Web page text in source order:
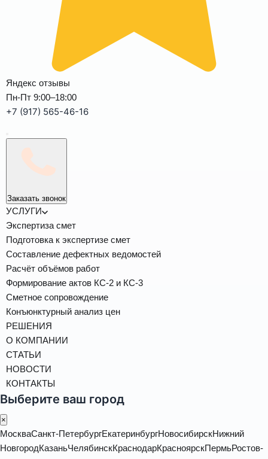
Яндекс отзывы
Пн-Пт 9:00–18:00
+7 (917) 565-46-16
Заказать звонок
УСЛУГИ
Экспертиза смет
Подготовка к экспертизе смет
Составление дефектных ведомостей
Расчёт объёмов работ
Формирование актов КС-2 и КС-3
Сметное сопровождение
Конъюнктурный анализ цен
РЕШЕНИЯ
О КОМПАНИИ
СТАТЬИ
НОВОСТИ
КОНТАКТЫ
Выберите ваш город
×
МоскваСанкт-ПетербургЕкатеринбургНовосибирскНижний
НовгородКазаньЧелябинскКраснодарКрасноярскПермьРостов-